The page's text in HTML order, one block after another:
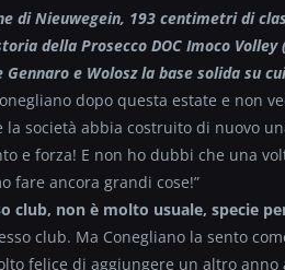
diNieuwegein, 193 centimetri di
della Prosecco DOC Imoco
e Wolosz la base solida su
dopo questa estate e non
società abbia costruito di nuovo
e forza! E non ho dubbi che una
fare ancora grandi cose!”
club, non è molto usuale, specie
club. Ma Conegliano la sento
felice di aggiungere un altro anno